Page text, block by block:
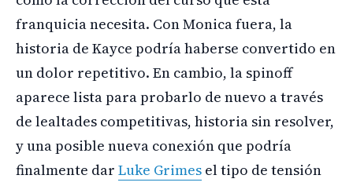
franquicia necesita. Con Monica fuera, la
historia de Kayce podría haberse convertido en
un dolor repetitivo. En cambio, la spinoff
aparece lista para probarlo de nuevo a través
de lealtades competitivas, historia sin resolver,
y una posible nueva conexión que podría
finalmente dar Luke Grimes el tipo de tensión